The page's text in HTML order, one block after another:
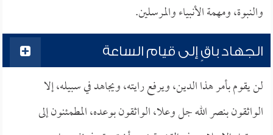
والنبوة، ومهمة الأنبياء والمرسلين.
الجهاد باقٍ إلى قيام الساعة
لن يقوم بأمر هذا الدين، ويرفع رايته، ويجاهد في سبيله، إلا
الواثقون بنصر الله جل وعلا، الواثقون بوعده، المطمئنون إلى